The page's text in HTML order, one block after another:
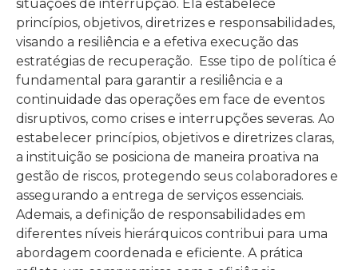
situações de interrupção. Ela estabelece
princípios, objetivos, diretrizes e responsabilidades,
visando a resiliência e a efetiva execução das
estratégias de recuperação. Esse tipo de política é
fundamental para garantir a resiliência e a
continuidade das operações em face de eventos
disruptivos, como crises e interrupções severas. Ao
estabelecer princípios, objetivos e diretrizes claras,
a instituição se posiciona de maneira proativa na
gestão de riscos, protegendo seus colaboradores e
assegurando a entrega de serviços essenciais.
Ademais, a definição de responsabilidades em
diferentes níveis hierárquicos contribui para uma
abordagem coordenada e eficiente. A prática